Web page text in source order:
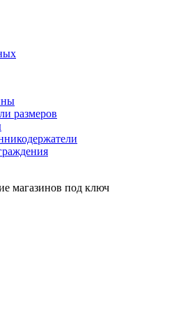
размеров
магазинов под ключ